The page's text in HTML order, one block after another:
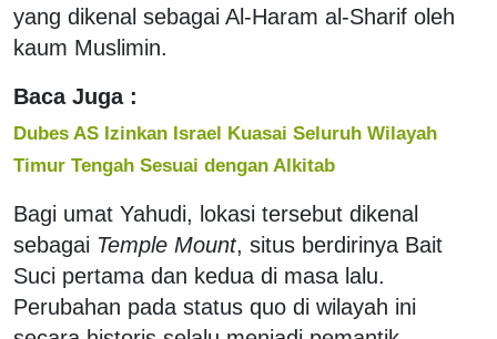
yang dikenal sebagai Al-Haram al-Sharif oleh
kaum Muslimin.
Baca Juga :
Dubes AS Izinkan Israel Kuasai Seluruh Wilayah
Timur Tengah Sesuai dengan Alkitab
Bagi umat Yahudi, lokasi tersebut dikenal
sebagai Temple Mount, situs berdirinya Bait
Suci pertama dan kedua di masa lalu.
Perubahan pada status quo di wilayah ini